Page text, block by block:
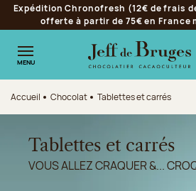
Aller à la navigation
Aller au contenu principal
Aller au pied de page
Expédition Chronofresh (12€ de frais
offerte à partir de 75€ en France
MENU
Accueil Chocolat Tablettes et carrés
Tablettes et carrés
VOUS ALLEZ CRAQUER &...